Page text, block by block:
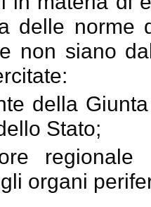
delle norme
non siano
della
Stato;
organi